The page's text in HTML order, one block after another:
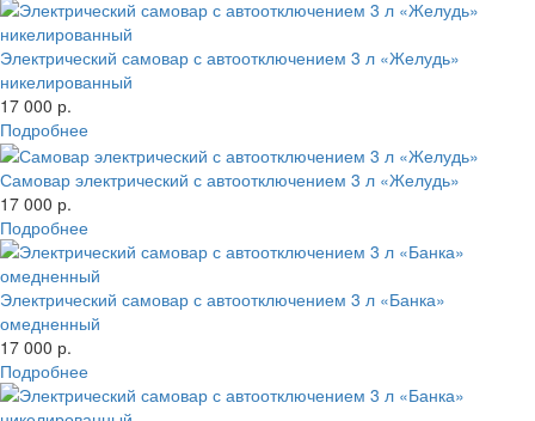
Электрический самовар с автоотключением 3 л «Желудь»
никелированный
17 000 р.
Подробнее
Самовар электрический с автоотключением 3 л «Желудь»
17 000 р.
Подробнее
Электрический самовар с автоотключением 3 л «Банка»
омедненный
17 000 р.
Подробнее